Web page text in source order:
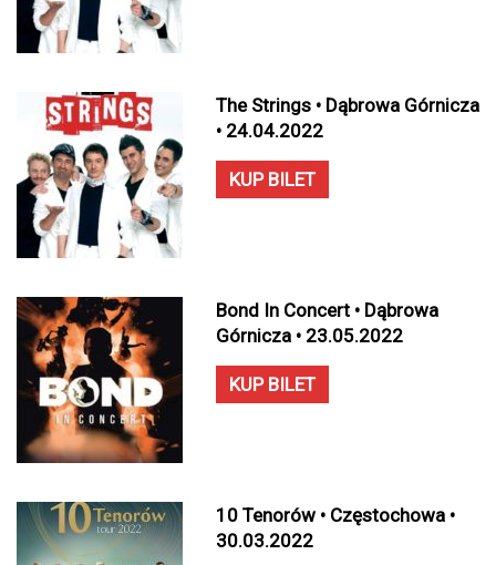
The Strings • Dąbrowa Górnicza
• 24.04.2022
KUP BILET
Bond In Concert • Dąbrowa
Górnicza • 23.05.2022
KUP BILET
10 Tenorów • Częstochowa •
30.03.2022